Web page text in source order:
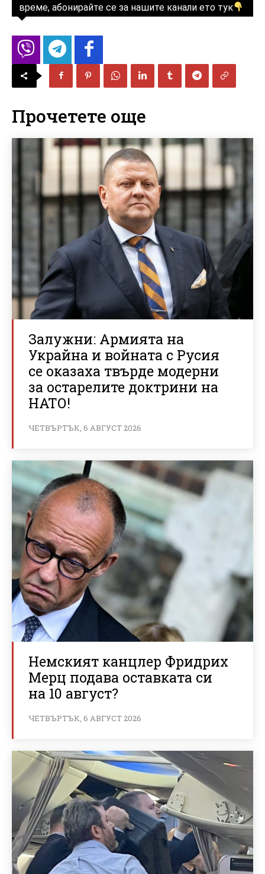
време, абонирайте се за нашите канали ето тук
Прочетете още
Залужни: Армията на
Украйна и войната с Русия
се оказаха твърде модерни
за остарелите доктрини на
НАТО!
ЧЕТВЪРТЪК, 6 АВГУСТ 2026
Немският канцлер Фридрих
Мерц подава оставката си
на 10 август?
ЧЕТВЪРТЪК, 6 АВГУСТ 2026